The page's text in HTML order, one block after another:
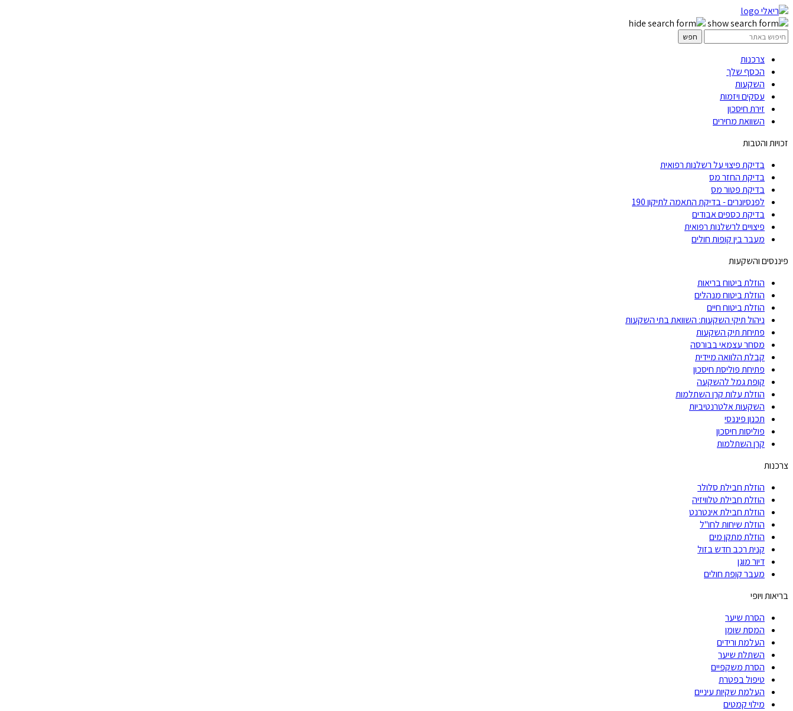
צרכנות
הכסף שלך
השקעות
עסקים ויזמות
זירת חיסכון
השוואת מחירים
זכויות והטבות
בדיקת פיצוי על רשלנות רפואית
בדיקת החזר מס
בדיקת פטור מס
לפנסיונרים - בדיקת התאמה לתיקון 190
בדיקת כספים אבודים
פיצויים לרשלנות רפואית
מעבר בין קופות חולים
פיננסים והשקעות
הוזלת ביטוח בריאות
הוזלת ביטוח מנהלים
הוזלת ביטוח חיים
ניהול תיקי השקעות: השוואת בתי השקעות
פתיחת תיק השקעות
מסחר עצמאי בבורסה
קבלת הלוואה מיידית
פתיחת פוליסת חיסכון
קופת גמל להשקעה
הוזלת עלות קרן השתלמות
השקעות אלטרנטיביות
תכנון פיננסי
פוליסות חיסכון
קרן השתלמות
צרכנות
הוזלת חבילת סלולר
הוזלת חבילת טלוויזיה
הוזלת חבילת אינטרנט
הוזלת שיחות לחו"ל
הוזלת מתקן מים
קנית רכב חדש בזול
דיור מוגן
מעבר קופת חולים
בריאות ויופי
הסרת שיער
המסת שומן
העלמת ורידים
השתלת שיער
הסרת משקפיים
טיפול בפטרת
העלמת שקיות עיניים
מילוי קמטים